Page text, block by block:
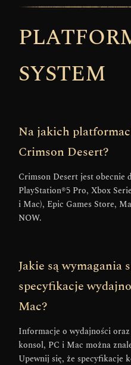
SYSTEM
Na jakich
Crimson Desert?
Crimson Desert jest obecnie
PlayStation®5 Pro, Xbox
i Mac), Epic Games Store,
NOW.
Jakie są wymagania
specyfikacje
Mac?
Informacje o wydajności
konsol, PC i Mac można
Upewnij się, że specyfikacje